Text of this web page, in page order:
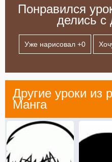
Понравился
делись с
Уже нарисовал +0
Другие уроки из
Манга